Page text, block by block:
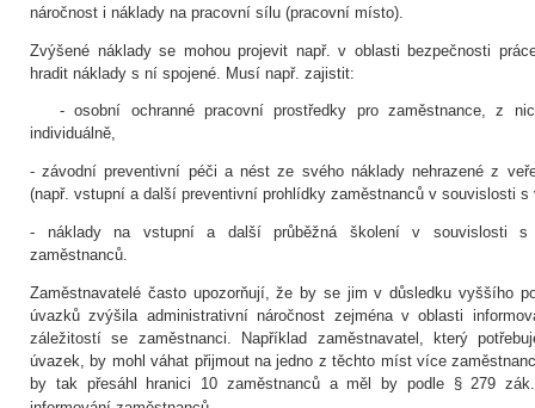
náročnost i náklady na pracovní sílu (pracovní místo).
Zvýšené náklady se mohou projevit např. v oblasti bezpečnosti
hradit náklady s ní spojené. Musí např. zajistit:
- osobní ochranné pracovní prostředky pro zaměstnance, z
individuálně,
- závodní preventivní péči a nést ze svého náklady nehrazené z
(např. vstupní a další preventivní prohlídky zaměstnanců v souvislosti s
- náklady na vstupní a další průběžná školení v souvislosti s
zaměstnanců.
Zaměstnavatelé často upozorňují, že by se jim v důsledku vyššího
úvazků zvýšila administrativní náročnost zejména v oblasti
záležitostí se zaměstnanci. Například zaměstnavatel, který
úvazek, by mohl váhat přijmout na jedno z těchto míst více
by tak přesáhl hranici 10 zaměstnanců a měl by podle § 279